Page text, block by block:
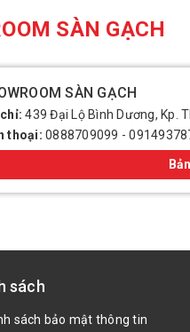
SÀN GẠCH
SÀN GẠCH
439 Đại Lộ Bình Dương, Kp.
thoại: 0888709099 -
sách
sách bảo mật thông tin